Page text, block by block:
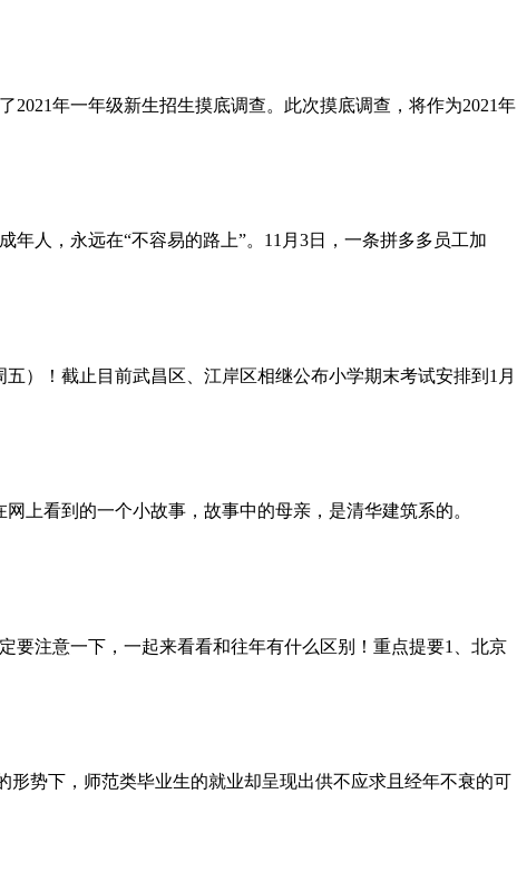
年一年级新生招生摸底调查。此次摸底调查，将作为2021年
人，永远在“不容易的路上”。11月3日，一条拼多多员工加
）！截止目前武昌区、江岸区相继公布小学期末考试安排到1月
上看到的一个小故事，故事中的母亲，是清华建筑系的。
要注意一下，一起来看看和往年有什么区别！重点提要1、北京
势下，师范类毕业生的就业却呈现出供不应求且经年不衰的可